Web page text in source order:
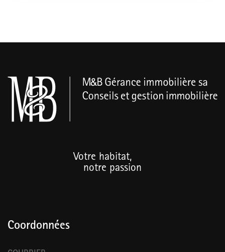
Votre habitat,
notre passion
Coordonnées